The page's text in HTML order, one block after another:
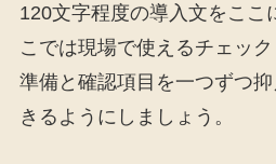
120文字程度の導入文をここ
こでは現場で使えるチェック
準備と確認項目を一つずつ
きるようにしましょう。